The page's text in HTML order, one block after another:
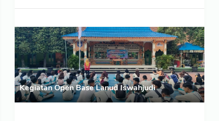
Kegiatan Open Base Lanud Iswahjudi